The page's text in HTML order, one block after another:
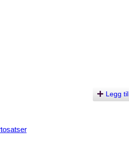
Legg til